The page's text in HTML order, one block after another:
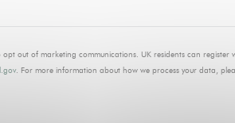
out of marketing communications. UK residents can register
. For more information about how we process your data,